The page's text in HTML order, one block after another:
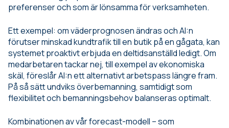
preferenser och som är lönsamma för verksamheten.
Ett exempel: om väderprognosen ändras och AI:n
förutser minskad kundtrafik till en butik på en gågata, kan
systemet proaktivt erbjuda en deltidsanställd ledigt. Om
medarbetaren tackar nej, till exempel av ekonomiska
skäl, föreslår AI:n ett alternativt arbetspass längre fram.
På så sätt undviks överbemanning, samtidigt som
flexibilitet och bemanningsbehov balanseras optimalt.
Kombinationen av vår forecast-modell – som